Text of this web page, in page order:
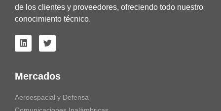
de los clientes y proveedores, ofreciendo todo nuestro
conocimiento técnico.
Mercados
Aeroespacial y Defensa